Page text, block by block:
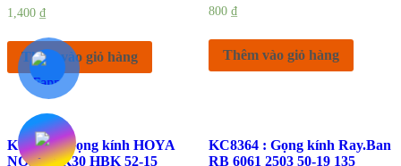
1,400 ₫
Thêm vào giỏ hàng
800 ₫
Thêm vào giỏ hàng
KC5748: Gọng kính HOYA
NO5048 K30 HBK 52-15
KC8364 : Gọng kính Ray.Ban
RB 6061 2503 50-19 135